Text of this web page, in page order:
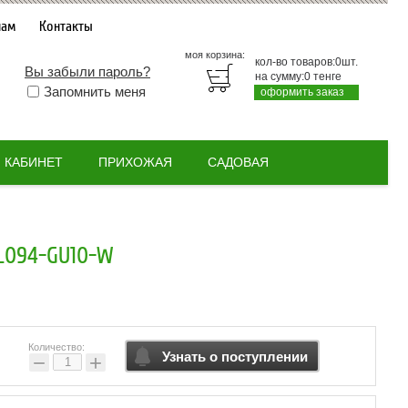
Контакты
Вы забыли пароль?
Запомнить меня
моя корзина:
кол-во товаров:0шт.
на сумму:0 тенге
оформить заказ
КАБИНЕТ ПРИХОЖАЯ САДОВАЯ
GU10-W
Количество:
− + Узнать о поступлении